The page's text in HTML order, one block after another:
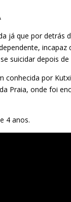
já que por detrás
suicidar depois
conhecida por
Praia, onde foi
4 anos.